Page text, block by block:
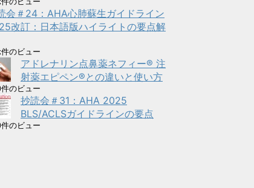
会＃24：AHA心肺蘇生ガイドライン
改訂：日本語版ハイライトの要点解
のビュー
アドレナリン点鼻薬ネフィー® 注
射薬エピペン®との違いと使い方
のビュー
抄読会＃31：AHA 2025
BLS/ACLSガイドラインの要点
のビュー